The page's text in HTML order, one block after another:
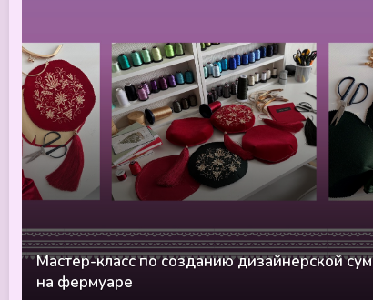
Мастер-класс по созданию дизайнерской
на фермуаре